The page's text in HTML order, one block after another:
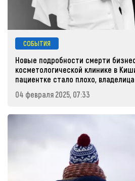
СОБЫТИЯ
Новые подробности смерти
косметологической клинике в
пациентке стало плохо,
04 февраля 2025, 07:33